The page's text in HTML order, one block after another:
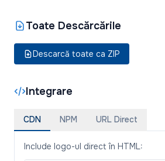
Toate Descărcările
Descarcă toate ca ZIP
Integrare
CDN NPM URL Direct
Include logo-ul direct în HTML: